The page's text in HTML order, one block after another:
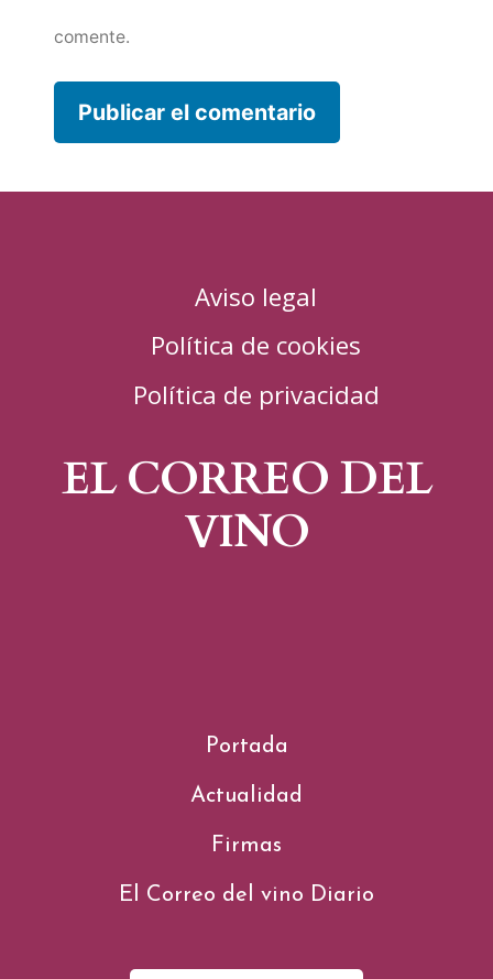
comente.
Aviso legal
Política de cookies
Política de privacidad
EL CORREO DEL
VINO
Portada
Actualidad
Firmas
El Correo del vino Diario